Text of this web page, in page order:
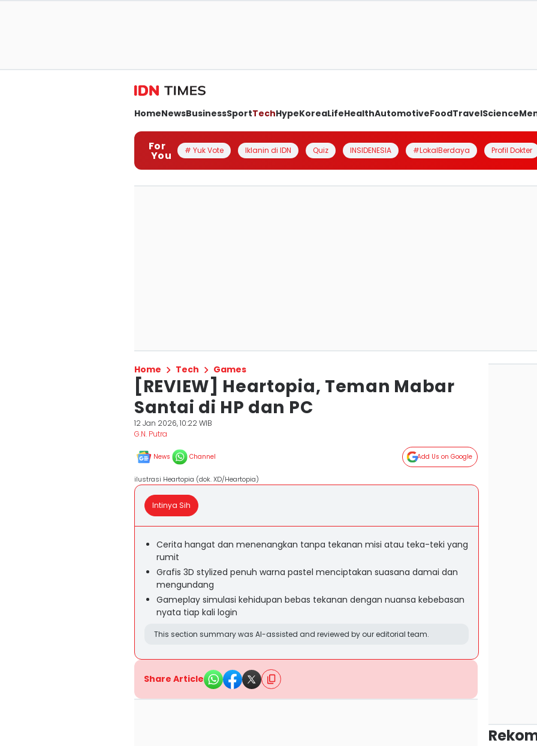
HomeNewsBusinessSportTechHypeKoreaLifeHealthAutomotiveFoodTravelScience
For
You # Yuk Vote Iklanin di IDN Quiz INSIDENESIA #LokalBerdaya Profil Dokter
Home Tech Games
[REVIEW] Heartopia, Teman Mabar
Santai di HP dan PC
12 Jan 2026, 10:22 WIB
G.N. Putra
News Channel Add Us on Google
ilustrasi Heartopia (dok. XD/Heartopia)
Intinya Sih
Cerita hangat dan menenangkan tanpa tekanan misi atau teka-teki yang
rumit
Grafis 3D stylized penuh warna pastel menciptakan suasana damai dan
mengundang
Gameplay simulasi kehidupan bebas tekanan dengan nuansa kebebasan
nyata tiap kali login
This section summary was AI-assisted and reviewed by our editorial team.
Share Article